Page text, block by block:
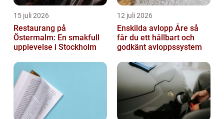
15 juli 2026
Restaurang på
Östermalm: En smakfull
upplevelse i Stockholm
12 juli 2026
Enskilda avlopp Åre så
får du ett hållbart och
godkänt avloppssystem